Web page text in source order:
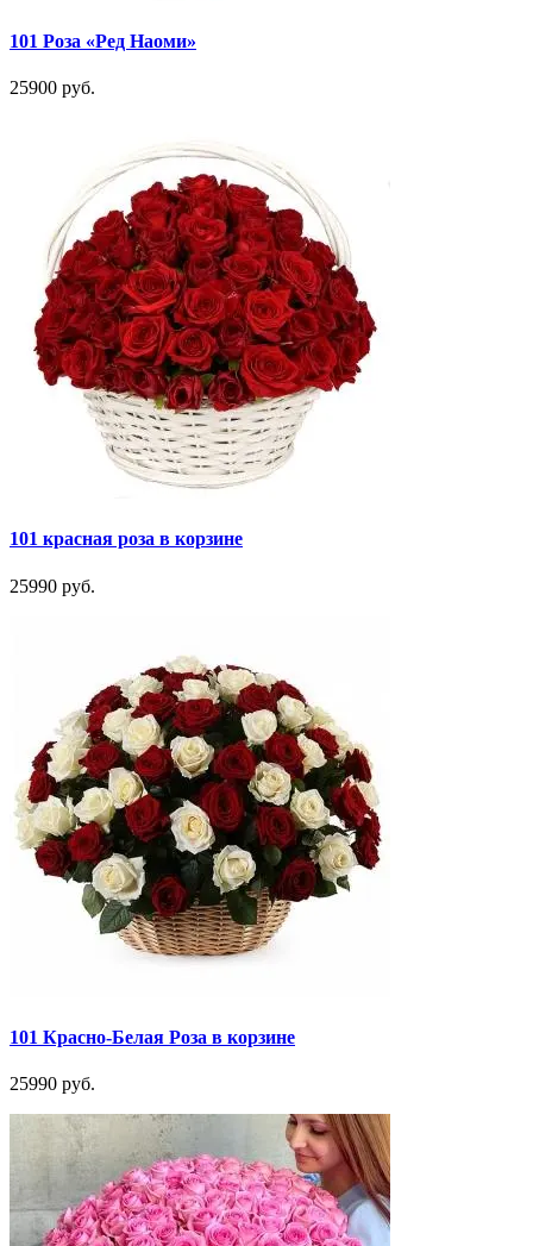
101 Роза «Ред Наоми»
25900 руб.
101 красная роза в корзине
25990 руб.
101 Красно-Белая Роза в корзине
25990 руб.